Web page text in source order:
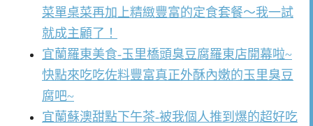
菜單桌菜再加上精緻豐富的定食套餐～我一試
就成主顧了！
宜蘭羅東美食-玉里橋頭臭豆腐羅東店開幕啦~
快點來吃吃佐料豐富真正外酥內嫩的玉里臭豆
腐吧~
宜蘭蘇澳甜點下午茶-被我個人推到爆的超好吃